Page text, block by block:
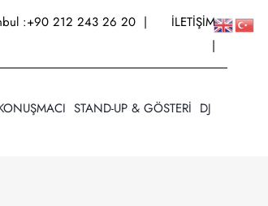
:+90 212 243 26 20|
İLETİŞİM
|
STAND-UP & GÖSTERİ DJ